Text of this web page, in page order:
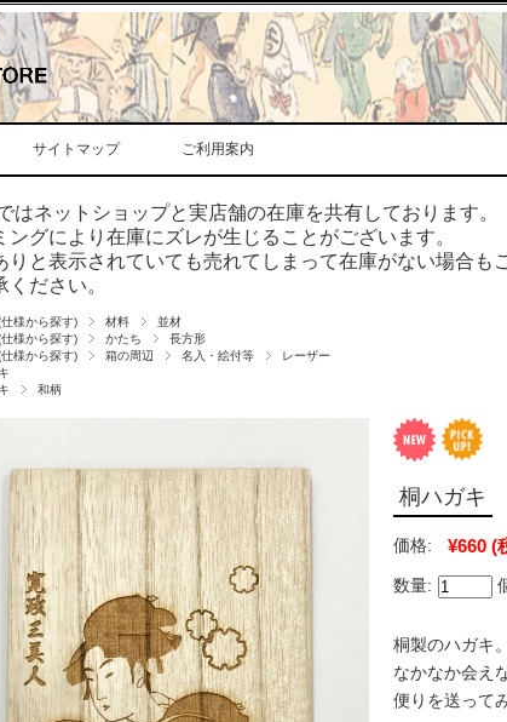
サイトマップ ご利用案内
はネットショップと実店舗の在庫を共有しております。
ングにより在庫にズレが生じることがございます。
りと表示されていても売れてしまって在庫がない場合も
ください。
様から探す)
材料
並材
様から探す)
かたち
長方形
様から探す)
箱の周辺 名入・絵付等
レーザー
和柄
桐ハガキ
価格: ¥660 (
数量:
桐製のハガキ
なかなか会え
便りを送って